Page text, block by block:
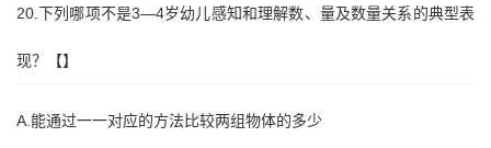
20.下列哪项不是3—4岁幼儿感知和理解数、量及数量关系的典型表
现？【】
A.能通过一一对应的方法比较两组物体的多少